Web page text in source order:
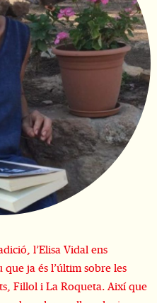
l’Elisa Vidal ens
ja és l’últim sobre les
Fillol i La Roqueta. Així que